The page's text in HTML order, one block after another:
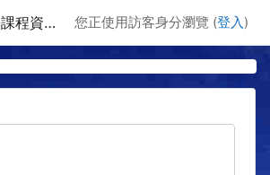
國立暨南國際大學課程資訊網 您正使用訪客身分瀏覽 (登入 )